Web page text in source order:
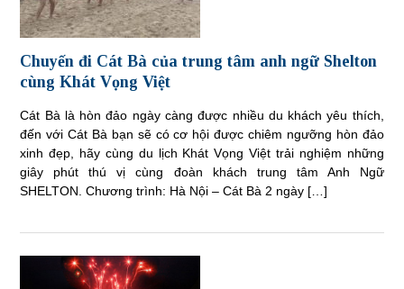
Chuyến đi Cát Bà của trung tâm anh ngữ Shelton
cùng Khát Vọng Việt
Cát Bà là hòn đảo ngày càng được nhiều du khách yêu thích,
đến với Cát Bà bạn sẽ có cơ hội được chiêm ngưỡng hòn đảo
xinh đẹp, hãy cùng du lịch Khát Vọng Việt trải nghiệm những
giây phút thú vị cùng đoàn khách trung tâm Anh Ngữ
SHELTON. Chương trình: Hà Nội – Cát Bà 2 ngày […]